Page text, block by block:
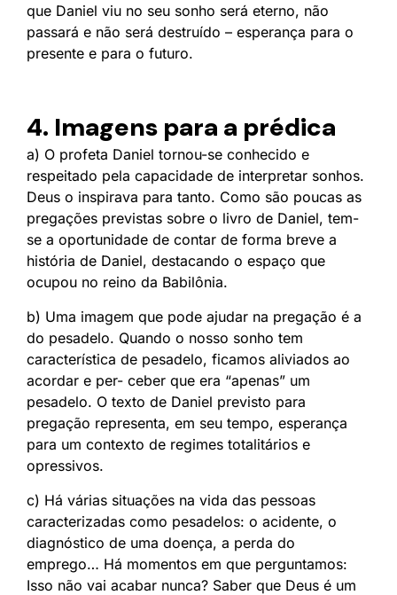
que Daniel viu no seu sonho será eterno, não
passará e não será destruído – esperança para o
presente e para o futuro.
4. Imagens para a prédica
a) O profeta Daniel tornou-se conhecido e
respeitado pela capacidade de interpretar sonhos.
Deus o inspirava para tanto. Como são poucas as
pregações previstas sobre o livro de Daniel, tem-
se a oportunidade de contar de forma breve a
história de Daniel, destacando o espaço que
ocupou no reino da Babilônia.
b) Uma imagem que pode ajudar na pregação é a
do pesadelo. Quando o nosso sonho tem
característica de pesadelo, ficamos aliviados ao
acordar e per- ceber que era “apenas” um
pesadelo. O texto de Daniel previsto para
pregação representa, em seu tempo, esperança
para um contexto de regimes totalitários e
opressivos.
c) Há várias situações na vida das pessoas
caracterizadas como pesadelos: o acidente, o
diagnóstico de uma doença, a perda do
emprego… Há momentos em que perguntamos:
Isso não vai acabar nunca? Saber que Deus é um